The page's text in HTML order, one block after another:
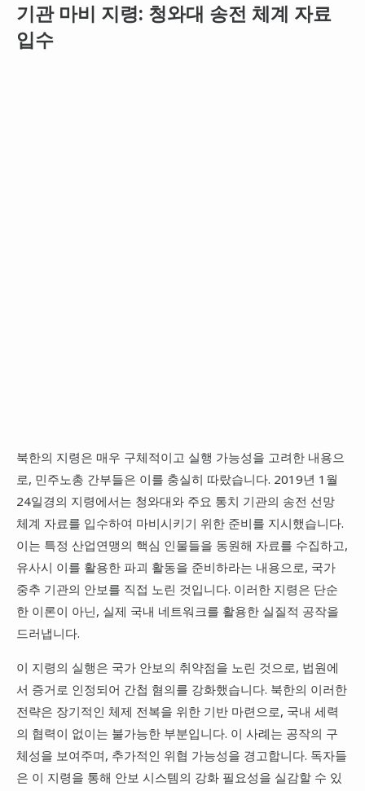
기관 마비 지령: 청와대 송전 체계 자료
입수
북한의 지령은 매우 구체적이고 실행 가능성을 고려한 내용으
로, 민주노총 간부들은 이를 충실히 따랐습니다. 2019년 1월
24일경의 지령에서는 청와대와 주요 통치 기관의 송전 선망
체계 자료를 입수하여 마비시키기 위한 준비를 지시했습니다.
이는 특정 산업연맹의 핵심 인물들을 동원해 자료를 수집하고,
유사시 이를 활용한 파괴 활동을 준비하라는 내용으로, 국가
중추 기관의 안보를 직접 노린 것입니다. 이러한 지령은 단순
한 이론이 아닌, 실제 국내 네트워크를 활용한 실질적 공작을
드러냅니다.
이 지령의 실행은 국가 안보의 취약점을 노린 것으로, 법원에
서 증거로 인정되어 간첩 혐의를 강화했습니다. 북한의 이러한
전략은 장기적인 체제 전복을 위한 기반 마련으로, 국내 세력
의 협력이 없이는 불가능한 부분입니다. 이 사례는 공작의 구
체성을 보여주며, 추가적인 위협 가능성을 경고합니다. 독자들
은 이 지령을 통해 안보 시스템의 강화 필요성을 실감할 수 있